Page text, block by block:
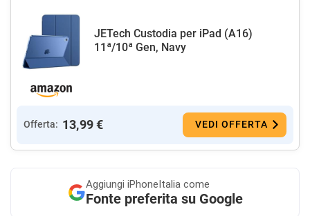
JETech Custodia per iPad (A16)
11ª/10ª Gen, Navy
Offerta: 13,99 € VEDI OFFERTA
Aggiungi iPhoneItalia come
Fonte preferita su Google